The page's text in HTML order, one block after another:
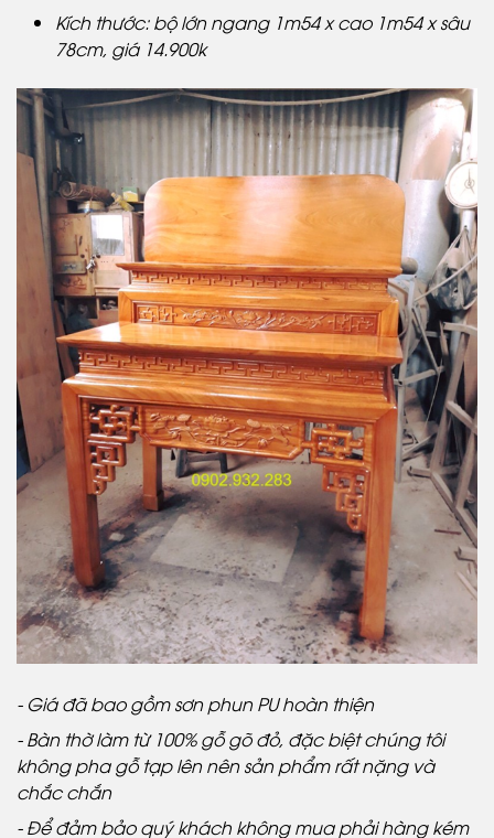
Kích thước: bộ lớn ngang 1m54 x cao 1m54 x sâu
78cm, giá 14.900k
- Giá đã bao gồm sơn phun PU hoàn thiện
- Bàn thờ làm từ 100% gỗ gõ đỏ, đặc biệt chúng tôi
không pha gỗ tạp lên nên sản phẩm rất nặng và
chắc chắn
- Để đảm bảo quý khách không mua phải hàng kém